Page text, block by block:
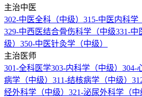
主治中医
302-中医全科（中级） 315-中医内科学
329-中西医结合骨伤科学（中级331-中
级） 350-中医针灸学（中级）
主治医师
301-全科医学303-内科学（中级） 304-
病学（中级） 311-结核病学（中级）
经外科学（中级） 321-泌尿外科学（中